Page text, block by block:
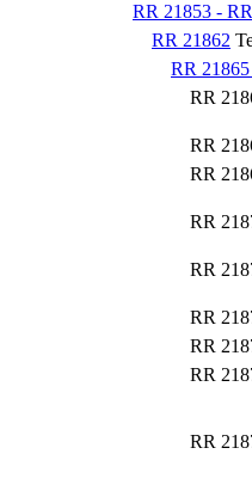
RR 21853 -
RR 21862
RR
RR
RR
RR
RR
RR
RR
RR
RR
RR